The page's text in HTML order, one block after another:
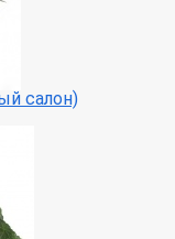
салон)